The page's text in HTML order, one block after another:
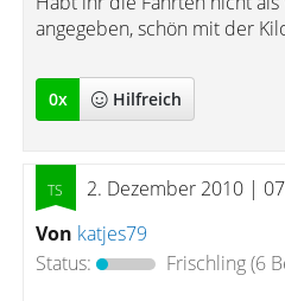
angegeben, schön mit der
0x Hilfreich
2. Dezember 2010 |
Von katjes79
Status:
Frischling(6